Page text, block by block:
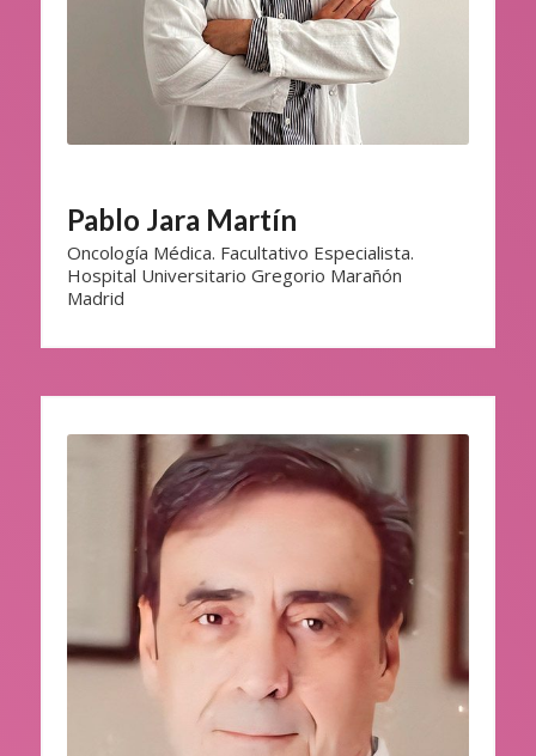
Pablo Jara Martín
Oncología Médica. Facultativo Especialista.
Hospital Universitario Gregorio Marañón
Madrid